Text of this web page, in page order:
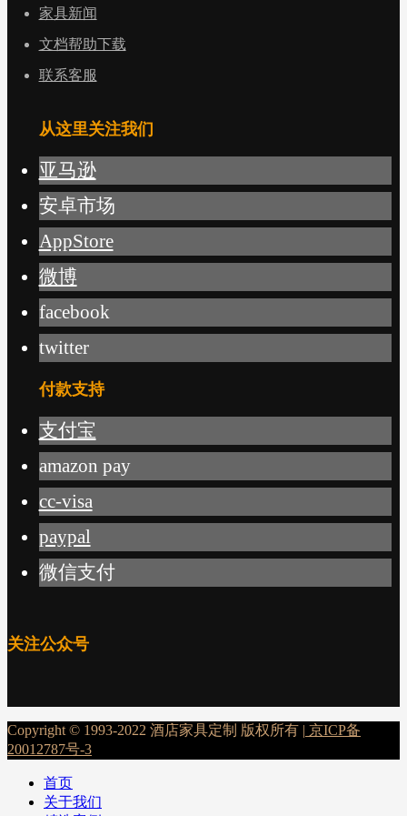
家具新闻
文档帮助下载
联系客服
从这里关注我们
亚马逊
安卓市场
AppStore
微博
facebook
twitter
付款支持
支付宝
amazon pay
cc-visa
paypal
微信支付
关注公众号
Copyright © 1993-2022 酒店家具定制 版权所有 | 京ICP备
20012787号-3
首页
关于我们